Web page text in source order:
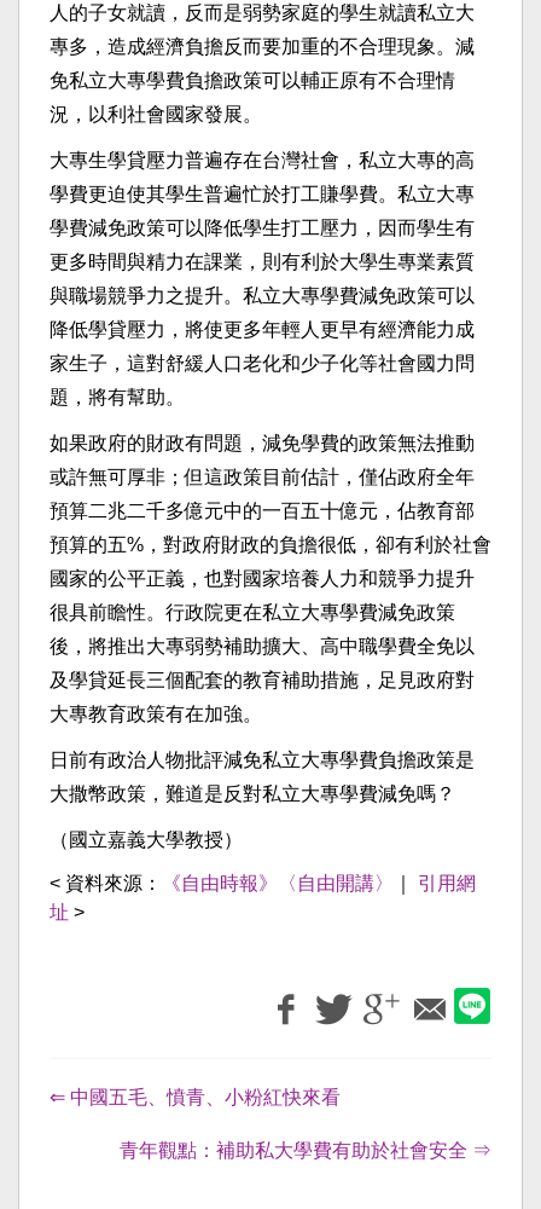
人的子女就讀，反而是弱勢家庭的學生就讀私立大
專多，造成經濟負擔反而要加重的不合理現象。減
免私立大專學費負擔政策可以輔正原有不合理情
況，以利社會國家發展。
大專生學貸壓力普遍存在台灣社會，私立大專的高
學費更迫使其學生普遍忙於打工賺學費。私立大專
學費減免政策可以降低學生打工壓力，因而學生有
更多時間與精力在課業，則有利於大學生專業素質
與職場競爭力之提升。私立大專學費減免政策可以
降低學貸壓力，將使更多年輕人更早有經濟能力成
家生子，這對舒緩人口老化和少子化等社會國力問
題，將有幫助。
如果政府的財政有問題，減免學費的政策無法推動
或許無可厚非；但這政策目前估計，僅佔政府全年
預算二兆二千多億元中的一百五十億元，佔教育部
預算的五%，對政府財政的負擔很低，卻有利於社會
國家的公平正義，也對國家培養人力和競爭力提升
很具前瞻性。行政院更在私立大專學費減免政策
後，將推出大專弱勢補助擴大、高中職學費全免以
及學貸延長三個配套的教育補助措施，足見政府對
大專教育政策有在加強。
日前有政治人物批評減免私立大專學費負擔政策是
大撒幣政策，難道是反對私立大專學費減免嗎？
（國立嘉義大學教授）
< 資料來源： 《自由時報》〈自由開講〉
引用網
址 >
⇐ 中國五毛、憤青、小粉紅快來看
青年觀點：補助私大學費有助於社會安全 ⇒